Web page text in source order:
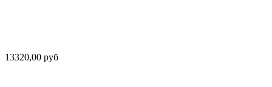
13320,00 руб